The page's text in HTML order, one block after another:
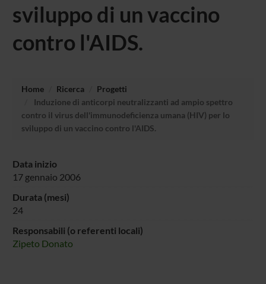
sviluppo di un vaccino
contro l'AIDS.
Home Ricerca
Progetti
Induzione di anticorpi neutralizzanti ad ampio spettro
contro il virus dell'immunodeficienza umana (HIV) per lo
sviluppo di un vaccino contro l'AIDS.
Data inizio
17 gennaio 2006
Durata (mesi)
24
Responsabili (o referenti locali)
Zipeto Donato